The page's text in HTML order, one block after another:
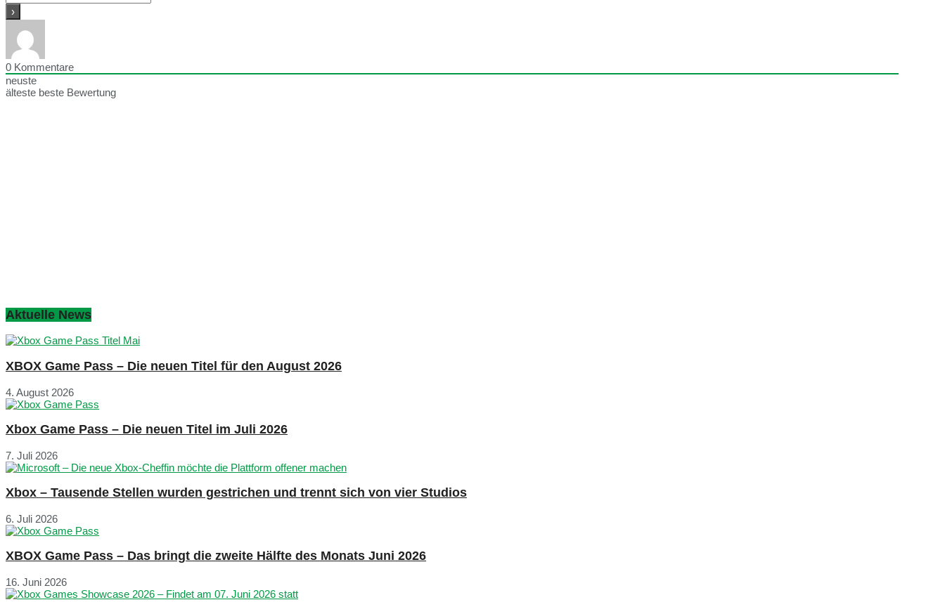
0 Kommentare
neuste
älteste beste Bewertung
Aktuelle News
XBOX Game Pass – Die neuen Titel für den August 2026
4. August 2026
Xbox Game Pass – Die neuen Titel im Juli 2026
7. Juli 2026
Xbox – Tausende Stellen wurden gestrichen und trennt sich von vier Studios
6. Juli 2026
XBOX Game Pass – Das bringt die zweite Hälfte des Monats Juni 2026
16. Juni 2026